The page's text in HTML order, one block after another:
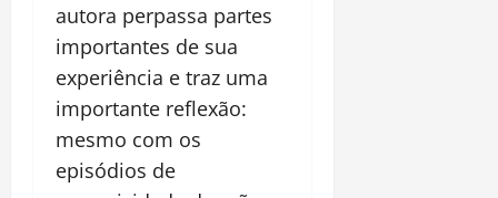
autora perpassa partes
importantes de sua
experiência e traz uma
importante reflexão:
mesmo com os
episódios de